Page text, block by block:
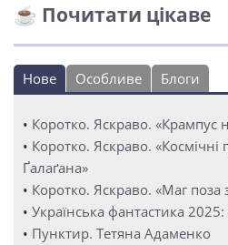
☕ Почитати цікаве
Нове Особливе Блоги
• Коротко. Яскраво. «Крампус
• Коротко. Яскраво.
Ґалаґана»
• Коротко. Яскраво. «Маг поза
• Українська фантастика
• Пунктир. Тетяна Адаменко